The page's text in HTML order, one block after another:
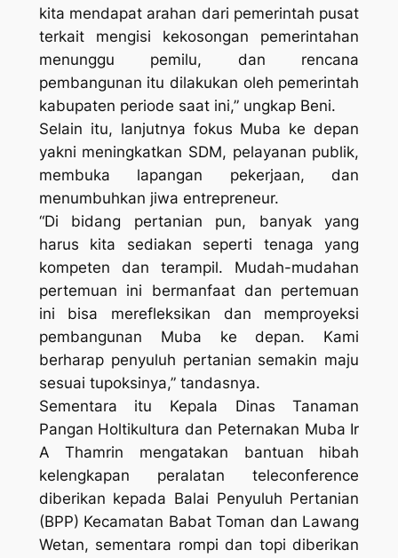
kita mendapat arahan dari pemerintah pusat
terkait mengisi kekosongan pemerintahan
menunggu pemilu, dan rencana
pembangunan itu dilakukan oleh pemerintah
kabupaten periode saat ini,” ungkap Beni.
Selain itu, lanjutnya fokus Muba ke depan
yakni meningkatkan SDM, pelayanan publik,
membuka lapangan pekerjaan, dan
menumbuhkan jiwa entrepreneur.
“Di bidang pertanian pun, banyak yang
harus kita sediakan seperti tenaga yang
kompeten dan terampil. Mudah-mudahan
pertemuan ini bermanfaat dan pertemuan
ini bisa merefleksikan dan memproyeksi
pembangunan Muba ke depan. Kami
berharap penyuluh pertanian semakin maju
sesuai tupoksinya,” tandasnya.
Sementara itu Kepala Dinas Tanaman
Pangan Holtikultura dan Peternakan Muba Ir
A Thamrin mengatakan bantuan hibah
kelengkapan peralatan teleconference
diberikan kepada Balai Penyuluh Pertanian
(BPP) Kecamatan Babat Toman dan Lawang
Wetan, sementara rompi dan topi diberikan